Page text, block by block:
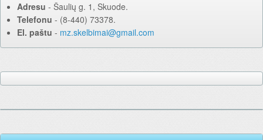
Adresu ‐ Šaulių g. 1, Skuode.
Telefonu ‐ (8-440) 73378.
El. paštu ‐ mz.skelbimai@gmail.com